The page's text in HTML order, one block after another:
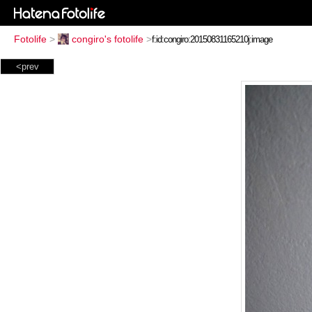
Fotolife > congiro's fotolife >
<prev